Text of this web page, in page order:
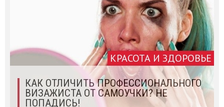
КРАСОТА И ЗДОРОВЬЕ
КАК ОТЛИЧИТЬ ПРОФЕССИОНАЛЬНОГО
ВИЗАЖИСТА ОТ САМОУЧКИ? НЕ
ПОПАДИСЬ!